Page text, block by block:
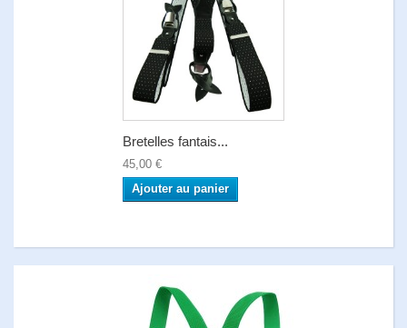
Bretelles fantais...
45,00 €
Ajouter au panier